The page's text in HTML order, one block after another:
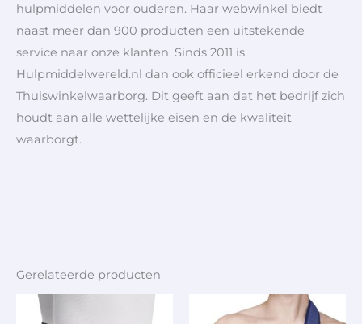
hulpmiddelen voor ouderen. Haar webwinkel biedt
naast meer dan 900 producten een uitstekende
service naar onze klanten. Sinds 2011 is
Hulpmiddelwereld.nl dan ook officieel erkend door de
Thuiswinkelwaarborg. Dit geeft aan dat het bedrijf zich
houdt aan alle wettelijke eisen en de kwaliteit
waarborgt.
Gerelateerde producten